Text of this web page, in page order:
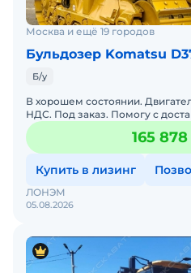
Москва и ещё 19 городов
Бульдозер Komatsu
Б/у
В хорошем состоянии.
НДС. Под заказ. Помогу с
Возможна продажа в лизинг.
165
Купить в лизинг
05.08.2026
ЛОНЭМ